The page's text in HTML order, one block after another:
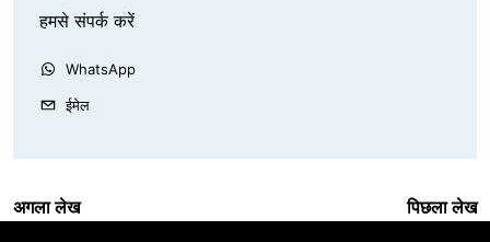
हमसे संपर्क करें
WhatsApp
ईमेल
अगला लेख पिछला लेख